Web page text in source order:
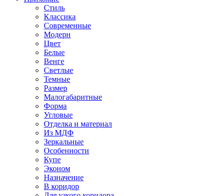
Стиль
Классика
Современные
Модерн
Цвет
Белые
Венге
Светлые
Темные
Размер
Малогабаритные
Форма
Угловые
Отделка и материал
Из МДФ
Зеркальные
Особенности
Купе
Эконом
Назначение
В коридор